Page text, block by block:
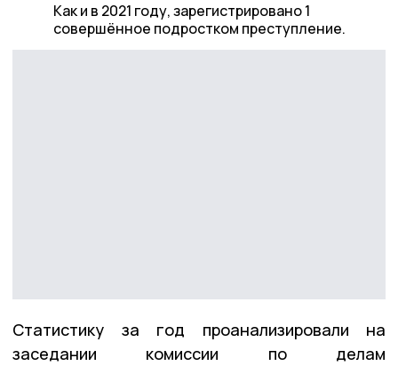
Как и в 2021 году, зарегистрировано 1
совершённое подростком преступление.
Статистику за год проанализировали на
заседании комиссии по делам